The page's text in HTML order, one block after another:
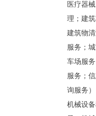
医疗器
理；建
建筑物
服务；
车场服
服务；
询服务
机械设